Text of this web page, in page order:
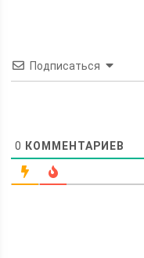
Подписаться
0 КОММЕНТАРИЕВ